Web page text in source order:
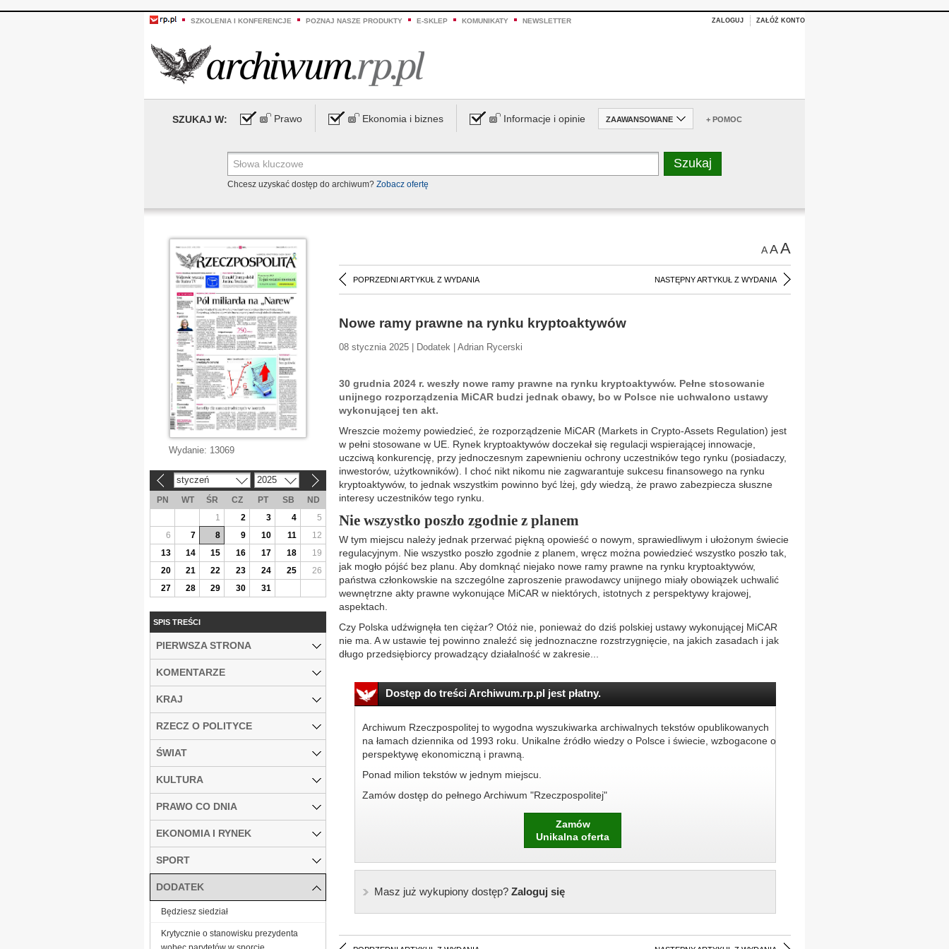
SZKOLENIA I KONFERENCJE POZNAJ NASZE PRODUKTY E-SKLEP KOMUNIKATY NEWSLETTER ZALOGUJ ZAŁÓŻ KONTO
SZUKAJ W: Prawo Ekonomia i biznes Informacje i opinie ZAAWANSOWANE + POMOC
Chcesz uzyskać dostęp do archiwum? Zobacz ofertę
AAA
POPRZEDNI ARTYKUŁ Z WYDANIA NASTĘPNY ARTYKUŁ Z WYDANIA
Nowe ramy prawne na rynku kryptoaktywów
08 stycznia 2025 | Dodatek | Adrian Rycerski
30 grudnia 2024 r. weszły nowe ramy prawne na rynku kryptoaktywów. Pełne stosowanie
unijnego rozporządzenia MiCAR budzi jednak obawy, bo w Polsce nie uchwalono ustawy
wykonującej ten akt.
Wreszcie możemy powiedzieć, że rozporządzenie MiCAR (Markets in Crypto-Assets Regulation) jest
w pełni stosowane w UE. Rynek kryptoaktywów doczekał się regulacji wspierającej innowacje,
uczciwą konkurencję, przy jednoczesnym zapewnieniu ochrony uczestników tego rynku (posiadaczy,
inwestorów, użytkowników). I choć nikt nikomu nie zagwarantuje sukcesu finansowego na rynku
kryptoaktywów, to jednak wszystkim powinno być lżej, gdy wiedzą, że prawo zabezpiecza słuszne
interesy uczestników tego rynku.
Nie wszystko poszło zgodnie z planem
W tym miejscu należy jednak przerwać piękną opowieść o nowym, sprawiedliwym i ułożonym świecie
regulacyjnym. Nie wszystko poszło zgodnie z planem, wręcz można powiedzieć wszystko poszło tak,
jak mogło pójść bez planu. Aby domknąć niejako nowe ramy prawne na rynku kryptoaktywów,
państwa członkowskie na szczególne zaproszenie prawodawcy unijnego miały obowiązek uchwalić
wewnętrzne akty prawne wykonujące MiCAR w niektórych, istotnych z perspektywy krajowej,
aspektach.
Czy Polska udźwignęła ten ciężar? Otóż nie, ponieważ do dziś polskiej ustawy wykonującej MiCAR
nie ma. A w ustawie tej powinno znaleźć się jednoznaczne rozstrzygnięcie, na jakich zasadach i jak
długo przedsiębiorcy prowadzący działalność w zakresie...
Dostęp do treści Archiwum.rp.pl jest płatny.
Archiwum Rzeczpospolitej to wygodna wyszukiwarka archiwalnych tekstów opublikowanych
na łamach dziennika od 1993 roku. Unikalne źródło wiedzy o Polsce i świecie, wzbogacone o
perspektywę ekonomiczną i prawną.
Ponad milion tekstów w jednym miejscu.
Zamów dostęp do pełnego Archiwum "Rzeczpospolitej"
Zamów
Unikalna oferta
Masz już wykupiony dostęp?Zaloguj się
Wydanie: 13069
styczeń 2025
PN WT ŚR CZ PT SB
ND
1
2 3 4
5
6
7 8 9 10 11
12
13
14 15 16 17 18
19
20
21 22 23 24 25
26
27
28 29 30 31
SPIS TREŚCI
PIERWSZA STRONA
KOMENTARZE
KRAJ
RZECZ O POLITYCE
ŚWIAT
KULTURA
PRAWO CO DNIA
EKONOMIA I RYNEK
SPORT
DODATEK
Będziesz siedział
Krytycznie o stanowisku prezydenta